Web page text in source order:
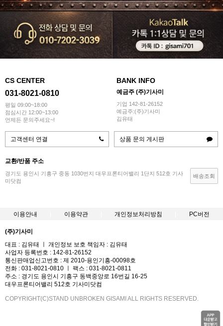
CS CENTER
031-8021-0810
평일 09:00~18:00
점심시간 12:00~13:00
언제든 문의주세요~!
BANK INFO
예금주 (주)기사미
기업 142-81-26152
예금주:(주)기사미
김유태
고객센터 연결 상품 문의 게시판
교환/반품 주소
경기도 용인시 기흥구 중동 1030번지 대우프론티어밸리 1단지 512호 기사
미닷컴
배송조회
이용안내 이용약관 개인정보처리방침 PC버전
(주)기사미
대표 : 김유태 ㅣ 개인정보 보호 책임자 : 김유태
사업자 등록번호 : 142-81-26152
통신판매업신고번호 : 제 2010-용인기흥-00098호
전화 : 031-8021-0810 ㅣ 팩스 : 031-8021-0811
주소 : 경기도 용인시 기흥구 동백중앙로 16번길 16-25
대우프론티어밸리 512호 기사미닷컴
COPYRIGHT(C)STAND UNBROKEN GISAMI ALL RIGHTS RESERVED.